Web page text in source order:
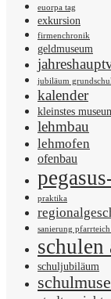
euorpa tag
exkursion
firmenchronik
geldmuseum
jubiläum
kalender
kleinstes
lehmbau
lehmofen
ofenbau
praktika
sanierung
schulen
schuljubiläum